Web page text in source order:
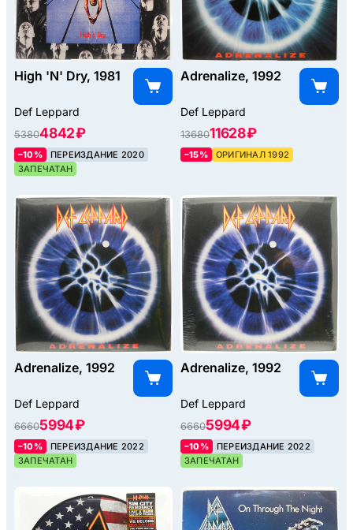
High 'N' Dry, 1981
Def Leppard
53804842 ₽
–10%
ПЕРЕИЗДАНИЕ 2020
ЗАПЕЧАТАН
Adrenalize, 1992
Def Leppard
1368011628 ₽
–15% ОРИГИНАЛ 1992
Adrenalize, 1992
Def Leppard
66605994 ₽
–10%
ПЕРЕИЗДАНИЕ 2022
ЗАПЕЧАТАН
Adrenalize, 1992
Def Leppard
66605994 ₽
–10%
ПЕРЕИЗДАНИЕ 2022
ЗАПЕЧАТАН